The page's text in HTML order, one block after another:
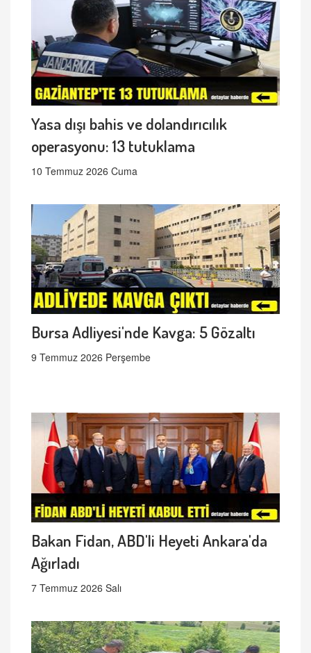
Yasa dışı bahis ve dolandırıcılık
operasyonu: 13 tutuklama
10 Temmuz 2026 Cuma
Bursa Adliyesi'nde Kavga: 5 Gözaltı
9 Temmuz 2026 Perşembe
Bakan Fidan, ABD'li Heyeti Ankara'da
Ağırladı
7 Temmuz 2026 Salı